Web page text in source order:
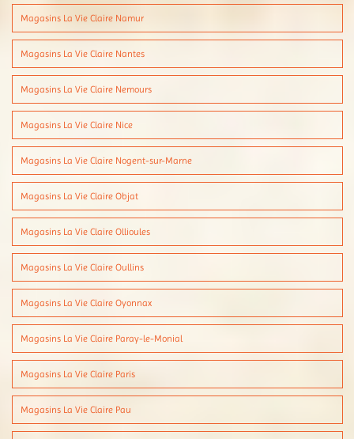
Magasins La Vie Claire Namur
Magasins La Vie Claire Nantes
Magasins La Vie Claire Nemours
Magasins La Vie Claire Nice
Magasins La Vie Claire Nogent-sur-Marne
Magasins La Vie Claire Objat
Magasins La Vie Claire Ollioules
Magasins La Vie Claire Oullins
Magasins La Vie Claire Oyonnax
Magasins La Vie Claire Paray-le-Monial
Magasins La Vie Claire Paris
Magasins La Vie Claire Pau